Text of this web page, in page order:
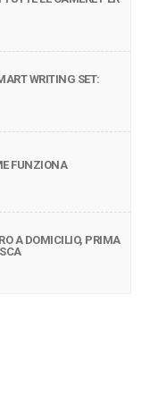
WRITING SET:
FUNZIONA
A DOMICILIO, PRIMA